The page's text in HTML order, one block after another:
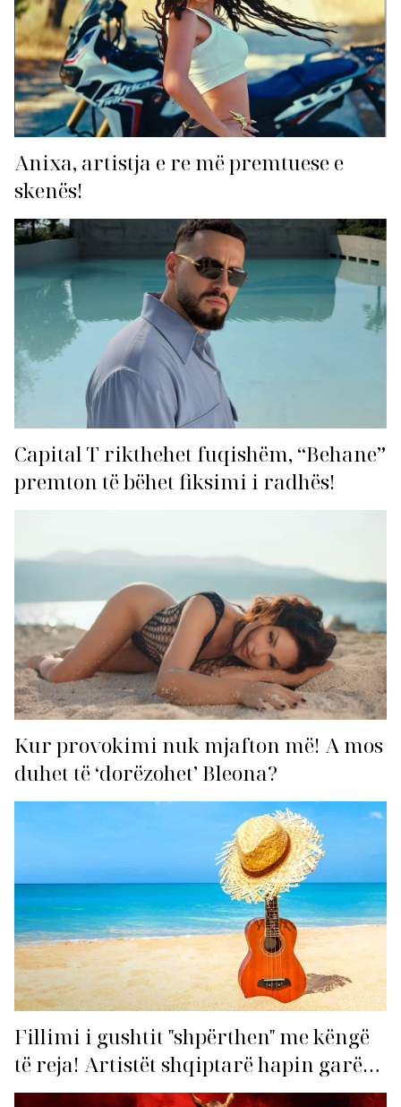
Anixa, artistja e re më premtuese e
skenës!
Capital T rikthehet fuqishëm, “Behane”
premton të bëhet fiksimi i radhës!
Kur provokimi nuk mjafton më! A mos
duhet të ‘dorëzohet’ Bleona?
Fillimi i gushtit "shpërthen" me këngë
të reja! Artistët shqiptarë hapin garën
për hitin e verës!